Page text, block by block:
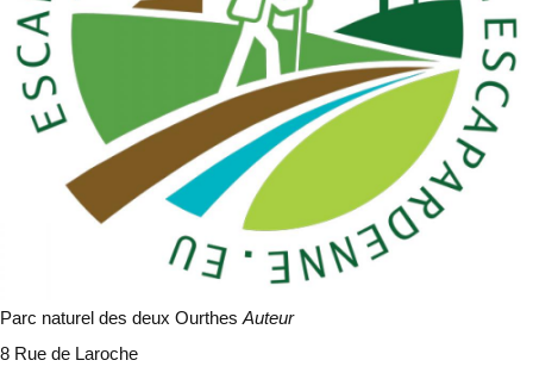
Parc naturel des deux Ourthes Auteur
8 Rue de Laroche